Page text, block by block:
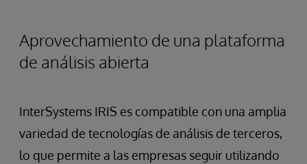
Aprovechamiento de una plataforma
de análisis abierta
InterSystems IRIS es compatible con una amplia
variedad de tecnologías de análisis de terceros,
lo que permite a las empresas seguir utilizando